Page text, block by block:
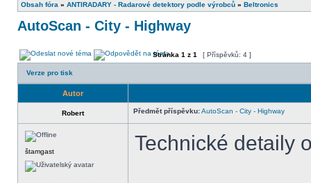
Obsah fóra » ANTIRADARY - Radarové detektory podle výrobců » Beltronics
AutoScan - City - Highway
Stránka 1 z 1 [ Příspěvků: 4 ]
Verze pro tisk
Autor
Robert Předmět příspěvku:AutoScan - City - Highway
štamgast Technické detaily